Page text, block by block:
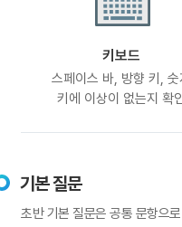
키보드
스페이스 바, 방향 키, 숫
키에 이상이 없는지 확
기본 질문
초반 기본 질문은 공통 문항으